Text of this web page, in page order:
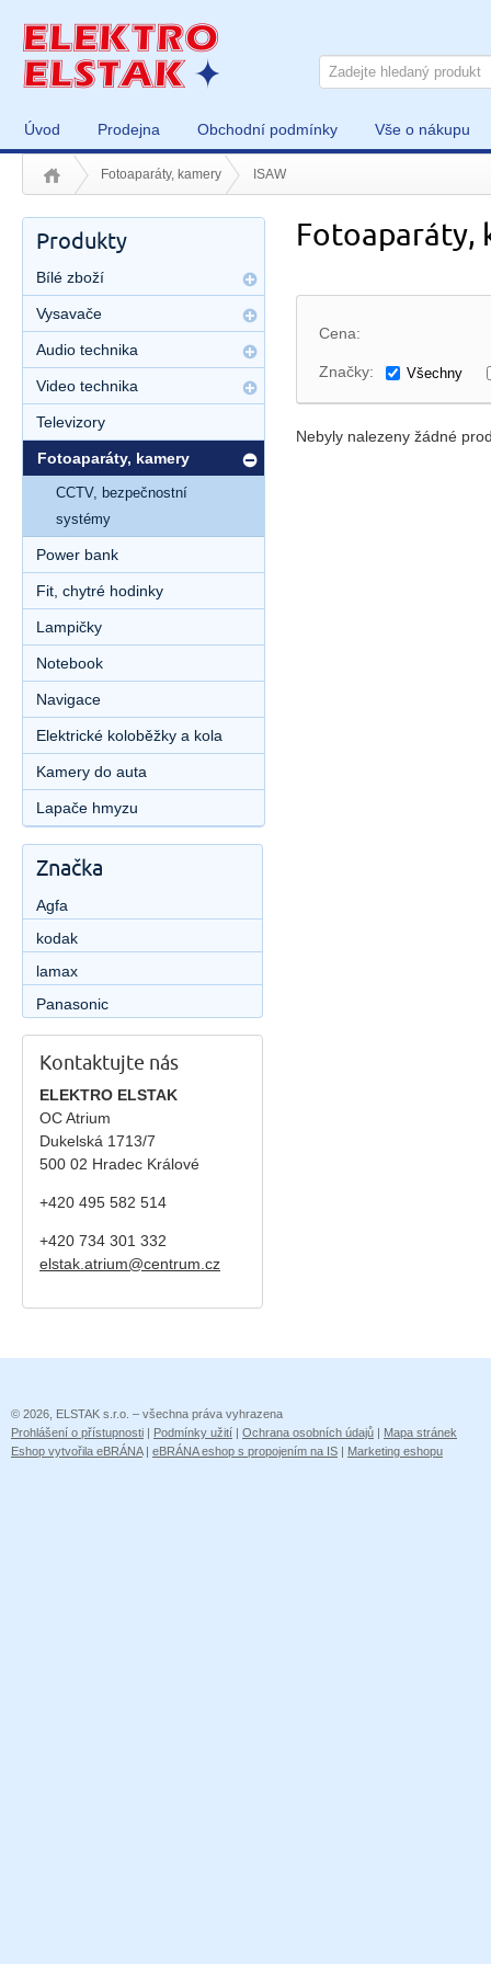
Úvod Prodejna Obchodní podmínky Vše o nákupu
Fotoaparáty, kamery ISAW
Fotoaparáty,
Cena:
Značky: Všechny
Nebyly nalezeny žádné
Produkty
Bílé zboží
Vysavače
Audio technika
Video technika
Televizory
Fotoaparáty, kamery
CCTV, bezpečnostní
systémy
Power bank
Fit, chytré hodinky
Lampičky
Notebook
Navigace
Elektrické koloběžky a kola
Kamery do auta
Lapače hmyzu
Značka
Agfa
kodak
lamax
Panasonic
Kontaktujte nás
ELEKTRO ELSTAK
OC Atrium
Dukelská 1713/7
500 02 Hradec Králové
+420 495 582 514
+420 734 301 332
elstak.atrium@centrum.cz
© 2026, ELSTAK s.r.o. – všechna práva vyhrazena
Prohlášení o přístupnosti | Podmínky užití | Ochrana osobních údajů | Mapa stránek
Eshop vytvořila eBRÁNA| eBRÁNA eshop s propojením na IS | Marketing eshopu